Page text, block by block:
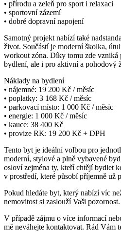
• přírodu a zeleň pro sport i relaxaci
• sportovní zázemí
• dobré dopravní napojení
Samotný projekt nabízí také
život. Součástí je moderní školka,
workout zóna. Díky tomu zde vzniká
bydlení, ale i pro aktivní a pohodový
Náklady na bydlení
• nájemné: 19 200 Kč / měsíc
• poplatky: 3 168 Kč / měsíc
• parkovací místo: 1 000 Kč / měsíc
• energie: 1 000 Kč / měsíc
• kauce: 38 400 Kč
• provize RK: 19 200 Kč + DPH
Tento byt je ideální volbou pro
moderní, stylové a plně vybavené
osloví zejména ty, kteří chtějí bydlet
v prostředí, které působí příjemně už
Pokud hledáte byt, který nabízí víc
nemovitost si zaslouží Vaši pozornost.
V případě zájmu o více informací
mě neváhejte kontaktovat. Rád Vám